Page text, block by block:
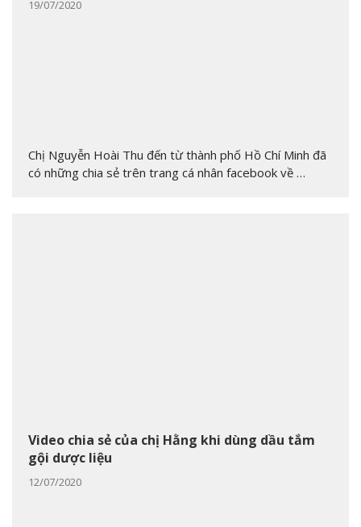
19/07/2020
Chị Nguyễn Hoài Thu đến từ thành phố Hồ Chí Minh đã
có những chia sẻ trên trang cá nhân facebook về …
Video chia sẻ của chị Hằng khi dùng dầu tắm
gội dược liệu
12/07/2020